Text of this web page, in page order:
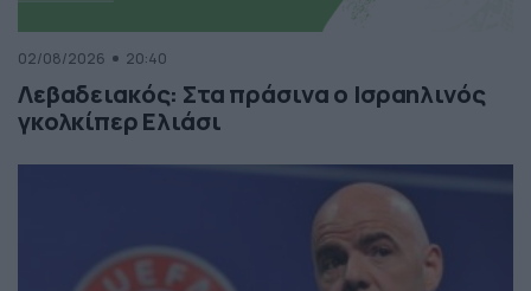
02/08/2026 20:40
Λεβαδειακός: Στα πράσινα ο Ισραηλινός
γκολκίπερ Ελιάσι